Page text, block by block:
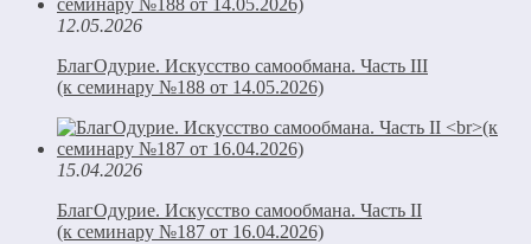
12.05.2026
БлагОдурие. Искусство самообмана. Часть III
(к семинару №188 от 14.05.2026)
15.04.2026
БлагОдурие. Искусство самообмана. Часть II
(к семинару №187 от 16.04.2026)